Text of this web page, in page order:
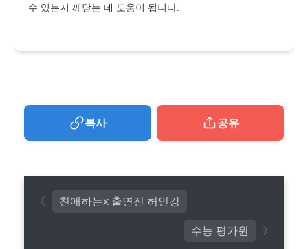
수 있는지 깨닫는 데 도움이 됩니다.
복사 공유
수능 평가원
친애하는x 출연진 허인강